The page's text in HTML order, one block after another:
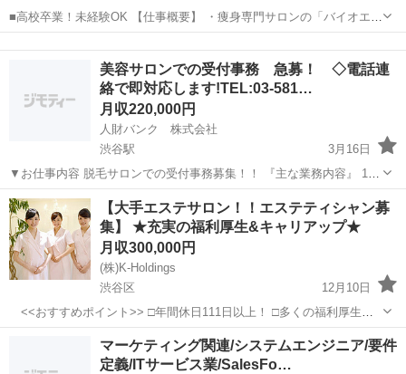
■高校卒業！未経験OK 【仕事概要】 ・痩身専門サロンの「バイオエス
テBTB」のエステティシャンとして、主に下記の業務をご担当いただ
きます。 【仕事詳細】 ＊充実の研修制度＊ 転職される方やブランク
がある方でもご安心...美容サロンでの受付事務 急募！ ◇電話連
絡で即対応します!TEL:03-581…
月収220,000円
人財バンク 株式会社
渋谷駅
3月16日
▼お仕事内容 脱毛サロンでの受付事務募集！！ 『主な業務内容』 1.
お客様対応 *来客のお出迎え、ご案内、お見送り 2.電話・メール対応 *
施術予約変更対応 *お問い合わせ対応 *本社へ報告メール...
東京 渋谷区 渋谷駅 エステティシャン
エンターテイメント
【大手エステサロン！！エステティシャン募
集】 ★充実の福利厚生&キャリアップ★
月収300,000円
(株)K-Holdings
渋谷区
12月10日
<<おすすめポイント>> □年間休日111日以上！ □多くの福利厚生！
社員は脱毛・エステ無料！ □全国に勤務地あり！駅近徒歩５分圏内！
□未経験でもOK！独立も可能なキャリアップ制度あり！ ★雑誌...
エステティシャン
マーケティング関連/システムエンジニア/要件
定義/ITサービス業/SalesFo…